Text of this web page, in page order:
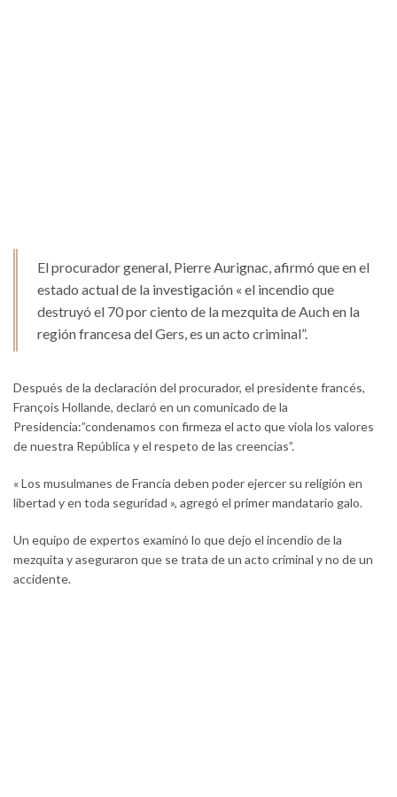
El procurador general, Pierre Aurignac, afirmó que en el
estado actual de la investigación « el incendio que
destruyó el 70 por ciento de la mezquita de Auch en la
región francesa del Gers, es un acto criminal”.
Después de la declaración del procurador, el presidente francés,
François Hollande, declaró en un comunicado de la
Presidencia:”condenamos con firmeza el acto que viola los valores
de nuestra República y el respeto de las creencias”.
« Los musulmanes de Francia deben poder ejercer su religión en
libertad y en toda seguridad », agregó el primer mandatario galo.
Un equipo de expertos examinó lo que dejo el incendio de la
mezquita y aseguraron que se trata de un acto criminal y no de un
accidente.